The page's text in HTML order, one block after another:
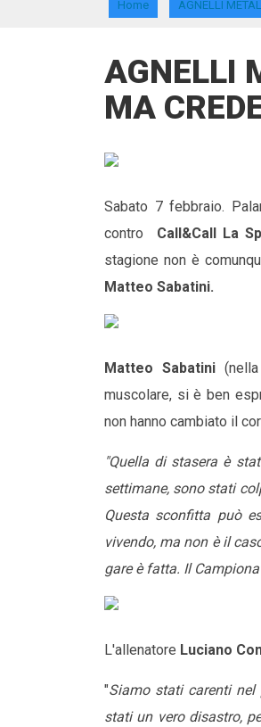
Home AGNELLI
AGNELLI
MA
Sabato 7 febbraio.
contro Call&Call La
stagione non è
Matteo Sabatini.
Matteo Sabatini
muscolare, si è ben
non hanno cambiato il
"Quella di stasera è
settimane, sono stati
Questa sconfitta può
vivendo, ma non è il
gare è fatta. Il
L'allenatore Luciano
"Siamo stati carenti
stati un vero disastro,